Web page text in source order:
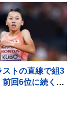
ストの直線で組3
回6位に続く2